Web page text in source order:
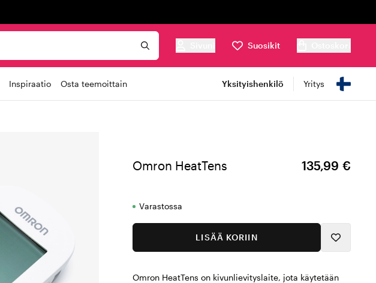
Suosikit
Inspiraatio Osta teemoittain Yksityishenkilö Yritys
Omron HeatTens 135,99 €
Varastossa
LISÄÄ KORIIN
Omron HeatTens on kivunlievityslaite, jota käytetään